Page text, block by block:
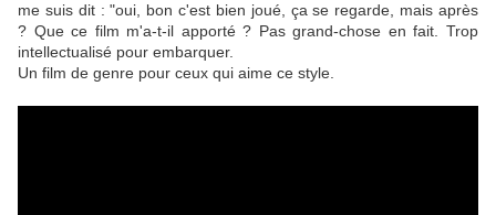
me suis dit : "oui, bon c'est bien joué, ça se regarde, mais après
? Que ce film m'a-t-il apporté ? Pas grand-chose en fait. Trop
intellectualisé pour embarquer.
Un film de genre pour ceux qui aime ce style.